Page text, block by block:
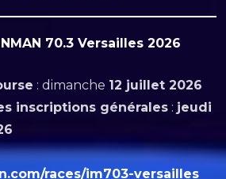
70.3 Versailles 2026
: dimanche 12 juillet 2026
inscriptions générales : jeudi
races/im703-versailles